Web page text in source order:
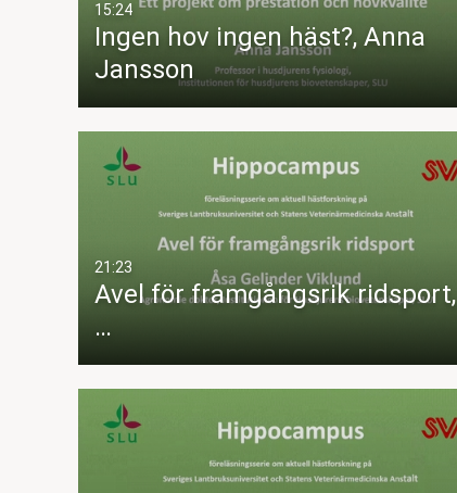
15:24
Ingen hov ingen häst?, Anna
Jansson
21:23
Avel för framgångsrik ridsport,
…